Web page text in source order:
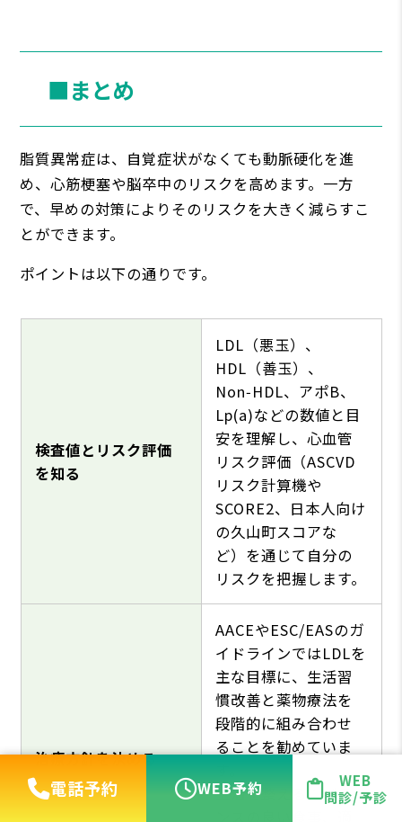
WEB予約
電話予約
WEB
問診/予診
■まとめ
脂質異常症は、自覚症状がなくても動脈硬化を進
め、心筋梗塞や脳卒中のリスクを高めます。一方
で、早めの対策によりそのリスクを大きく減らすこ
とができます。
ポイントは以下の通りです。
検査値とリスク評価
を知る
LDL（悪玉）、
HDL（善玉）、
Non‑HDL、アポB、
Lp(a)などの数値と目
安を理解し、心血管
リスク評価（ASCVD
リスク計算機や
SCORE2、日本人向け
の久山町スコアな
ど）を通じて自分の
リスクを把握します。
治療方針を決める
AACEやESC/EASのガ
イドラインではLDLを
主な目標に、生活習
慣改善と薬物療法を
段階的に組み合わせ
ることを勧めていま
生活を整える：バラ